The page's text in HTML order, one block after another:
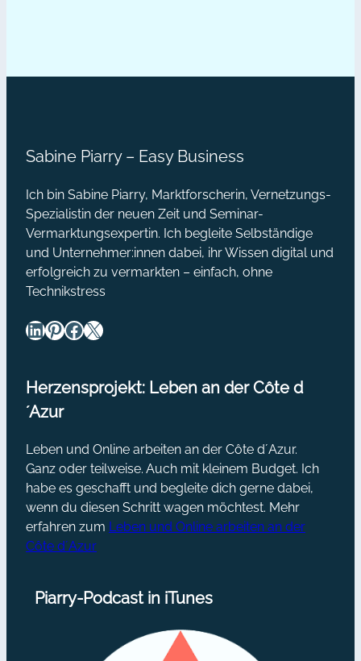
Sabine Piarry – Easy Business
Ich bin Sabine Piarry, Marktforscherin, Vernetzungs-
Spezialistin der neuen Zeit und Seminar-
Vermarktungsexpertin. Ich begleite Selbständige
und Unternehmer:innen dabei, ihr Wissen digital und
erfolgreich zu vermarkten – einfach, ohne
Technikstress
LinkedIn Pinterest Facebook X
Herzensprojekt: Leben an der Côte d
´Azur
Leben und Online arbeiten an der Côte d´Azur.
Ganz oder teilweise. Auch mit kleinem Budget. Ich
habe es geschafft und begleite dich gerne dabei,
wenn du diesen Schritt wagen möchtest. Mehr
erfahren zum Leben und Online arbeiten an der
Côte d´Azur
Piarry-Podcast in iTunes